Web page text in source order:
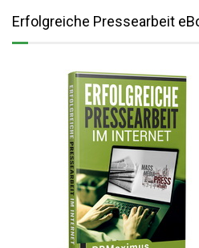
Erfolgreiche Pressearbeit